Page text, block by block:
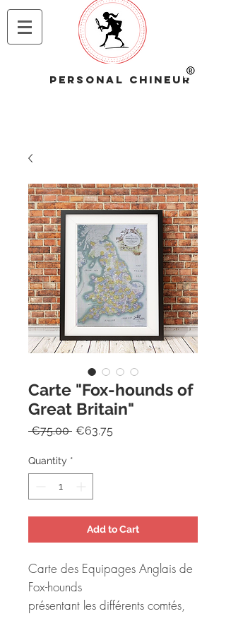
CHINEUR
Carte "Fox-hounds of
Great Britain"
€75.00 Regular
€63.75
Quantity *
Add to Cart
Carte des Equipages Anglais de
Fox-hounds
présentant les différents comtés,